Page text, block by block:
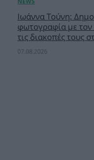
Ιωάννα Τούνη:
φωτογραφία με
τις διακοπές τους
07.08.2026